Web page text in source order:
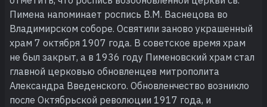
Пимена напоминает роспись В.М. Васнецова во
Владимирском соборе. Освятили заново украшенный
храм 7 октября 1907 года. В советское время храм
не был закрыт, а в 1936 году Пименовский храм стал
главной церковью обновленцев митрополита
Александра Введенского. Обновленчество возникло
после Октябрьской революции 1917 года, и